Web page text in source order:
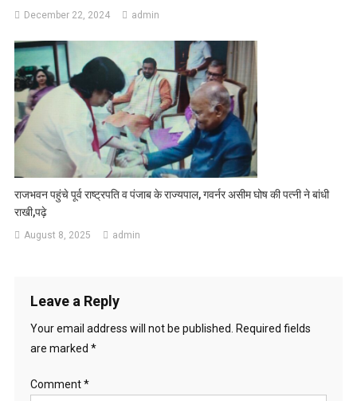
December 22, 2024 admin
राजभवन पहुंचे पूर्व राष्ट्रपति व पंजाब के राज्यपाल, गवर्नर असीम घोष की पत्नी ने बांधी
राखी,पढ़े
August 8, 2025 admin
Leave a Reply
Your email address will not be published.
Required fields
are marked *
Comment*